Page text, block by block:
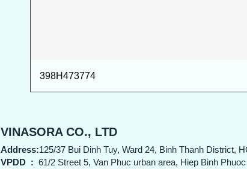
398H473774
VINASORA CO., LTD
Address:125/37 Bui Dinh Tuy, Ward 24, Binh Thanh District,
VPDD : 61/2 Street 5, Van Phuc urban area, Hiep Binh